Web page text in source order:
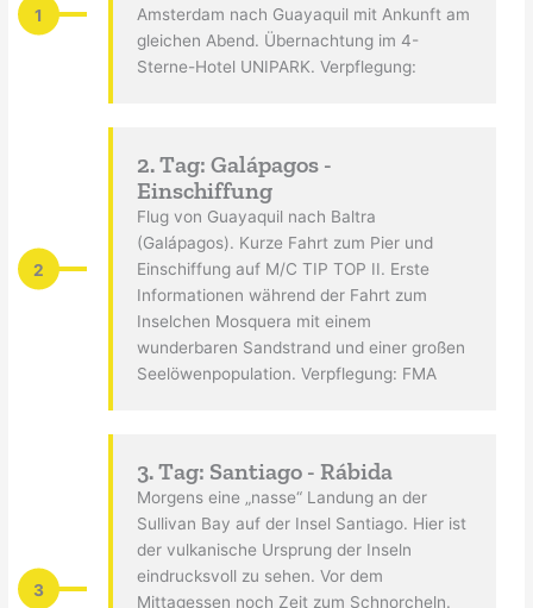
1
Amsterdam nach Guayaquil mit Ankunft am
gleichen Abend. Übernachtung im 4-
Sterne-Hotel UNIPARK. Verpflegung:
2
2. Tag: Galápagos -
Einschiffung
Flug von Guayaquil nach Baltra
(Galápagos). Kurze Fahrt zum Pier und
Einschiffung auf M/C TIP TOP II. Erste
Informationen während der Fahrt zum
Inselchen Mosquera mit einem
wunderbaren Sandstrand und einer großen
Seelöwenpopulation. Verpflegung: FMA
3
3. Tag: Santiago - Rábida
Morgens eine „nasse“ Landung an der
Sullivan Bay auf der Insel Santiago. Hier ist
der vulkanische Ursprung der Inseln
eindrucksvoll zu sehen. Vor dem
Mittagessen noch Zeit zum Schnorcheln.